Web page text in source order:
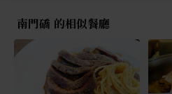
南門礄 的相似餐廳